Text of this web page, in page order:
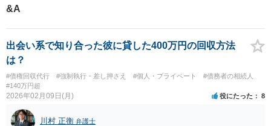
&A
出会い系で知り合った彼に貸した400万円の回収方法
は？
#債権回収代行 #強制執行・差し押さえ #個人・プライベート
#債務者の相続人
#140万円超
2026年02月09日(月) 役にたった 8
川村 正衡 弁護士